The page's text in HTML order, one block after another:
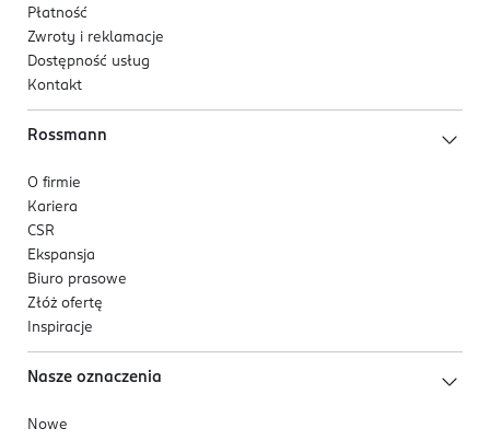
Płatność
Zwroty i reklamacje
Dostępność usług
Kontakt
Rossmann
O firmie
Kariera
CSR
Ekspansja
Biuro prasowe
Złóż ofertę
Inspiracje
Nasze oznaczenia
Nowe